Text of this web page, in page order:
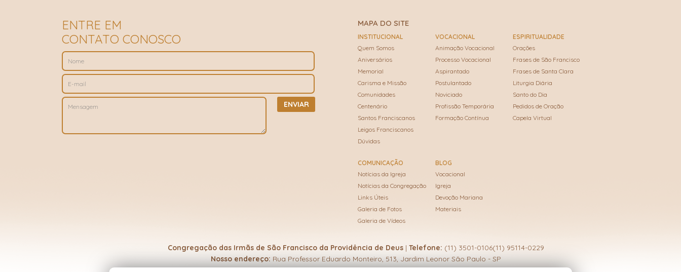
ENTRE EM
CONTATO CONOSCO
MAPA DO SITE
INSTITUCIONAL
Quem Somos
Aniversários
Memorial
Carisma e Missão
Comunidades
Centenário
Santos Franciscanos
Leigos Franciscanos
Dúvidas
VOCACIONAL
Animação Vocacional
Processo Vocacional
Aspirantado
Postulantado
Noviciado
Profissão Temporária
Formação Contínua
ESPIRITUALIDADE
Orações
Frases de São Francisco
Frases de Santa Clara
Liturgia Diária
Santo do Dia
Pedidos de Oração
Capela Virtual
COMUNICAÇÃO
Notícias da Igreja
Notícias da Congregação
Links Úteis
Galeria de Fotos
Galeria de Vídeos
BLOG
Vocacional
Igreja
Devoção Mariana
Materiais
Congregação das Irmãs de São Francisco da Providência de Deus| Telefone: (11) 3501-0106(11) 95114-0229
Nosso endereço: Rua Professor Eduardo Monteiro, 513, Jardim Leonor São Paulo - SP